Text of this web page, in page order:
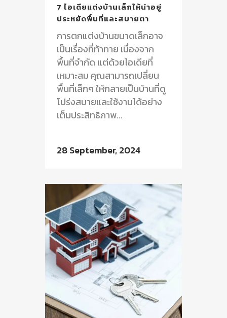
7 ไอเดียแต่งบ้านเล็กให้น่าอยู่
ประหยัดพื้นที่และสบายตา
การตกแต่งบ้านขนาดเล็กอาจ
เป็นเรื่องที่ท้าทาย เนื่องจาก
พื้นที่จำกัด แต่ด้วยไอเดียที่
เหมาะสม คุณสามารถเปลี่ยน
พื้นที่เล็กๆ ให้กลายเป็นบ้านที่ดู
โปร่งสบายและใช้งานได้อย่าง
เต็มประสิทธิภาพ...
28 September, 2024